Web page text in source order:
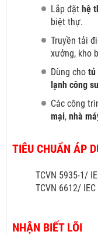
Lắp đặt hệ
biệt thự.
Truyền tải
xưởng, kho
Dùng cho tủ
lạnh công
Các công
mại, nhà
TIÊU CHUẨN ÁP
TCVN 5935-1/
TCVN 6612/
NHẬN BIẾT LÕI